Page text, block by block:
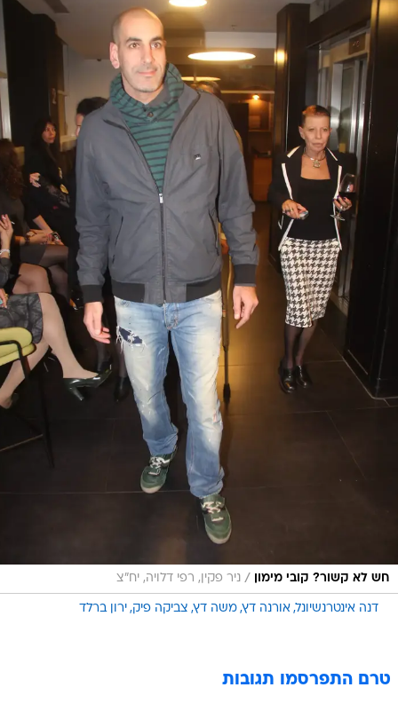
חש לא קשור? קובי מימון / ניר פקין, רפי דלויה, יח"צ
דנה אינטרנשיונל אורנה דץ משה דץ צביקה פיק ירון ברלד
טרם התפרסמו תגובות